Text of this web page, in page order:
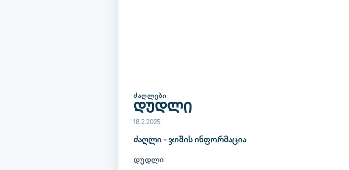
ᲫᲐᲦᲚᲔᲑᲘ
დუდლი
18.2.2025
ძაღლი - ჯიშის ინფორმაცია
დუდლი